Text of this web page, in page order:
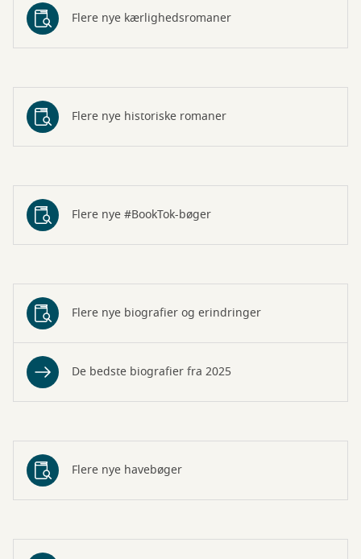
Flere nye kærlighedsromaner
Flere nye historiske romaner
Flere nye #BookTok-bøger
Flere nye biografier og erindringer
De bedste biografier fra 2025
Flere nye havebøger